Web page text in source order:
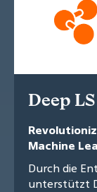
Deep
Machine
Durch die
unterstützt